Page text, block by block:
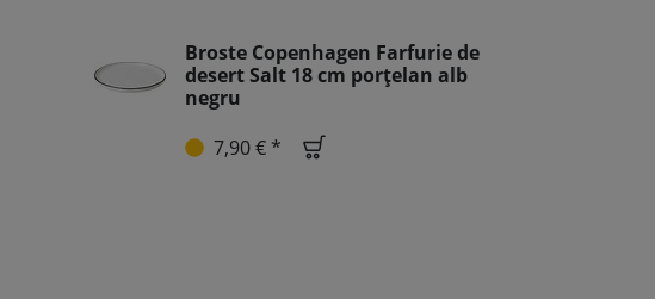
Broste Copenhagen Farfurie de
desert Salt 18 cm porțelan alb
negru
7,90 € *